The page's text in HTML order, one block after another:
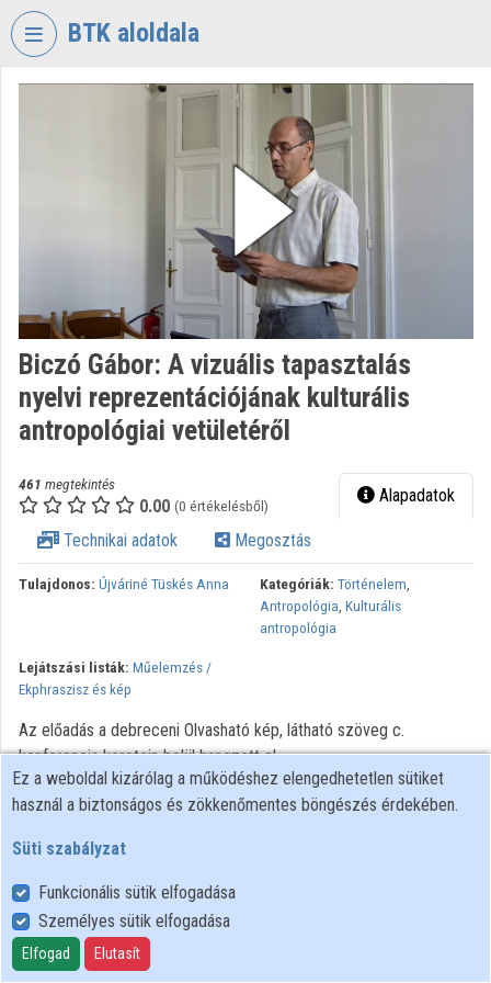
Fejléc kihagyása
BTK aloldala
TORIUM
BÖLCSÉSZETTUDOMÁNYI
Intézményi felfedezés
Kategóriák
Intézményi listák
Közreműködők
Biczó Gábor: A vizuális tapasztalás
nyelvi reprezentációjának kulturális
antropológiai vetületéről
461 megtekintés
0.00 (0 értékelésből) Alapadatok
Technikai adatok Megosztás
Tulajdonos: Újváriné Tüskés Anna Kategóriák: Történelem,
Antropológia, Kulturális
antropológia
Lejátszási listák: Műelemzés /
Ekphraszisz és kép
Az előadás a debreceni Olvasható kép, látható szöveg c.
konferencia keretein belül hangzott el.
Minden jog fenntartva.
Felhasználói szabályzat
Adatkezelési tájékoztató
Süti szabályzat
Ez a weboldal kizárólag a működéshez elengedhetetlen sütiket
használ a biztonságos és zökkenőmentes böngészés érdekében.
Süti szabályzat
Funkcionális sütik elfogadása
Személyes sütik elfogadása
Elfogad Elutasít